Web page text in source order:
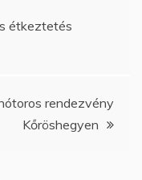
étkeztetés
rendezvény
Kőröshegyen